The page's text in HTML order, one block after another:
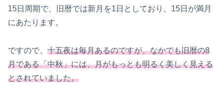
15日周期で、旧暦では新月を1日としており、15日が満月
にあたります。
ですので、 十五夜は毎月あるのですが、なかでも旧暦の8
月である「中秋」には、月がもっとも明るく美しく見える
とされていました。